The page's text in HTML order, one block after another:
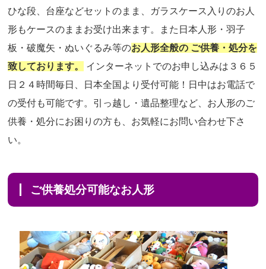
ひな段、台座などセットのまま、ガラスケース入りのお人
形もケースのままお受け出来ます。また日本人形・羽子
板・破魔矢・ぬいぐるみ等のお人形全般の ご供養・処分を
致しております。
インターネットでのお申し込みは３６５
日２４時間毎日、日本全国より受付可能！日中はお電話で
の受付も可能です。引っ越し・遺品整理など、お人形のご
供養・処分にお困りの方も、お気軽にお問い合わせ下さ
い。
ご供養処分可能なお人形